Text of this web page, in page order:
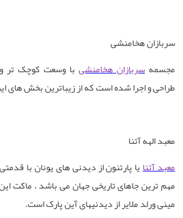
سربازان هخامنشی
مجسمه سربازان هخامنشیبا وسعت کوچک تر
طراحی و اجرا شده است که از زیباترین بخش های
معبد الهه آتنا
معبد آتنایا پارتنون از دیدنی های یونان با
مهم ترین جاهای تاریخی جهان می باشد ، ماکت
مینی ورلد ملایر از دیدنیهای آین پارک است.